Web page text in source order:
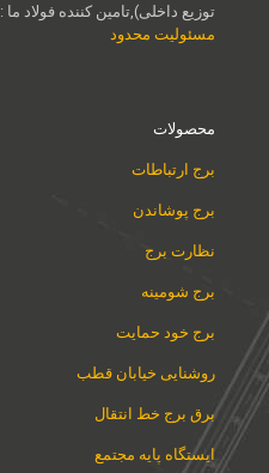
توزیع داخلی),تامین کننده فولاد ما :
مسئولیت محدود
محصولات
برج ارتباطات
برج پوشاندن
نظارت برج
برج شومینه
برج خود حمایت
روشنایی خیابان قطب
برق برج خط انتقال
ایستگاه پایه مجتمع